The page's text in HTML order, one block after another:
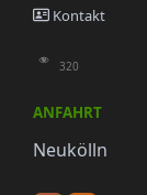
Kontakt
320
ANFAHRT
Neukölln